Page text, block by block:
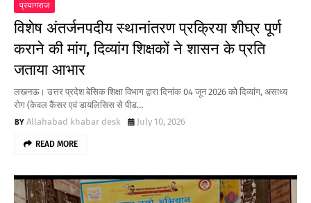
प्रयागराज
विशेष अंतर्जनपदीय स्थानांतरण प्रक्रिया शीघ्र पूर्ण
कराने की मांग, दिव्यांग शिक्षकों ने शासन के प्रति
जताया आभार
लखनऊ। उत्तर प्रदेश बेसिक शिक्षा विभाग द्वारा दिनांक 04 जून 2026 को दिव्यांग, असाध्य
रोग (केवल कैंसर एवं डायलिसिस से पीड…
Allahabad khabar desk
July 10, 2026
READ MORE